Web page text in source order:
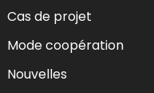
Cas de projet
Mode coopération
Nouvelles